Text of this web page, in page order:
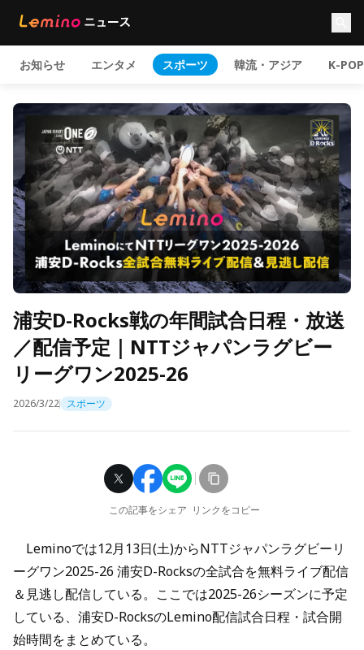
お知らせ エンタメ スポーツ 韓流・アジア K-POP
浦安D-Rocks戦の年間試合日程・放送
／配信予定｜NTTジャパンラグビー
リーグワン2025-26
2026/3/22 スポーツ
この記事をシェア リンクをコピー
Leminoでは12月13日(土)からNTTジャパンラグビーリ
ーグワン2025-26 浦安D-Rocksの全試合を無料ライブ配信
＆見逃し配信している。ここでは2025-26シーズンに予定
している、浦安D-RocksのLemino配信試合日程・試合開
始時間をまとめている。